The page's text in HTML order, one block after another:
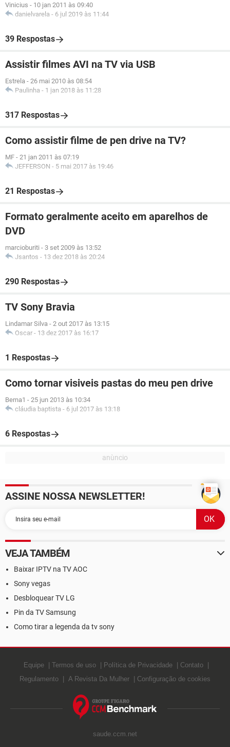
Vinicius - 10 jan 2011 às 09:40
danielvarela - 6 jul 2019 às 11:44
39 Respostas
Assistir filmes AVI na TV via USB
Estrela - 26 mai 2010 às 08:54
Paulinha - 1 jan 2018 às 11:28
317 Respostas
Como assistir filme de pen drive na TV?
MF - 21 jan 2011 às 07:19
JEFFERSON - 5 mai 2017 às 19:46
21 Respostas
Formato geralmente aceito em aparelhos de
DVD
marcioburiti - 3 set 2009 às 13:52
Jsantos - 13 dez 2018 às 20:24
290 Respostas
TV Sony Bravia
Lindamar Silva - 2 out 2017 às 13:15
Oscar - 13 dez 2017 às 16:17
1 Respostas
Como tornar visiveis pastas do meu pen drive
Berna1 - 25 jun 2013 às 10:34
cláudia baptista - 6 jul 2017 às 13:18
6 Respostas
ASSINE NOSSA NEWSLETTER!
VEJA TAMBÉM
Baixar IPTV na TV AOC
Sony vegas
Desbloquear TV LG
Pin da TV Samsung
Como tirar a legenda da tv sony
Equipe Termos de uso Política de Privacidade
Contato
Regulamento
A Revista Da Mulher Configuração de cookies
saude.ccm.net